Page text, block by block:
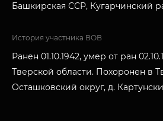
Башкирская ССР, Кугарчинский
История участника ВОВ
Ранен 01.10.1942, умер от ран
Тверской области. Похоронен в
Осташковский округ, д.